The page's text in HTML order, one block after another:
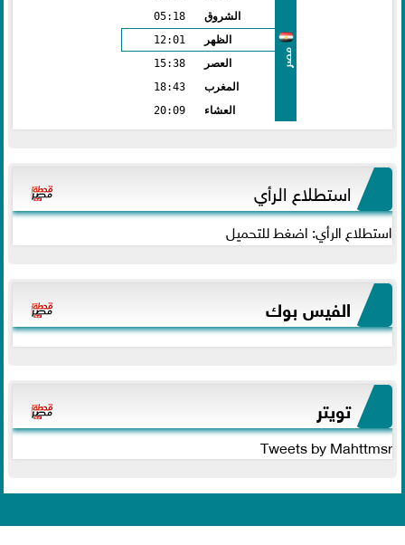
مصر
الشروق
05:18
الظهر
12:01
العصر
15:38
المغرب
18:43
العشاء
20:09
استطلاع الرأي
استطلاع الرأي: اضغط للتحميل
الفيس بوك
تويتر
Tweets by Mahttmsr